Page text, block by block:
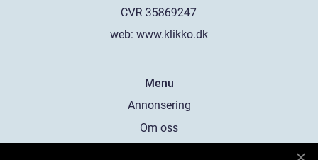
web: www.klikko.dk
Menu
Annonsering
Om oss